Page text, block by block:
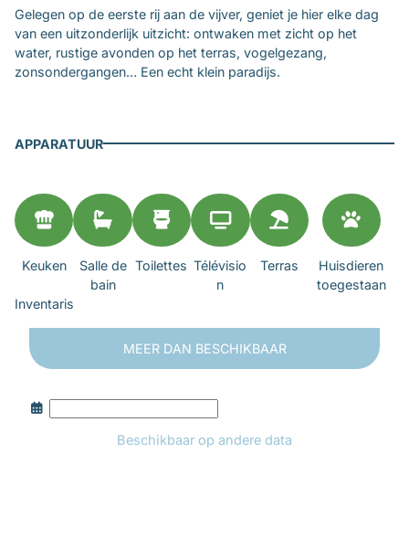
Gelegen op de eerste rij aan de vijver, geniet je hier elke dag
van een uitzonderlijk uitzicht: ontwaken met zicht op het
water, rustige avonden op het terras, vogelgezang,
zonsondergangen… Een echt klein paradijs.
APPARATUUR
Keuken
Salle de
bain
Toilettes Télévisio
n
Terras
Huisdieren
toegestaan
Inventaris
MEER DAN BESCHIKBAAR
Beschikbaar op andere data